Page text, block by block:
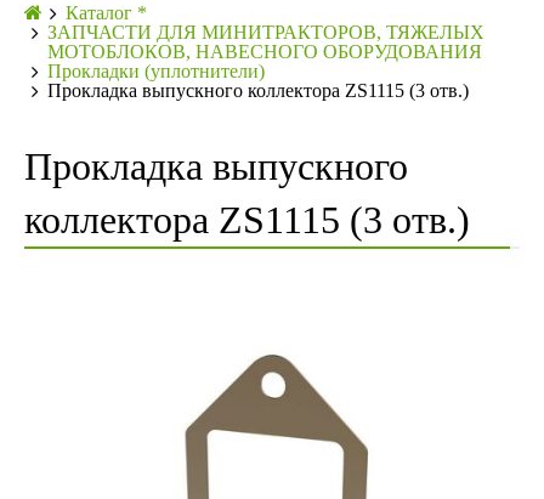
Каталог *
ЗАПЧАСТИ ДЛЯ МИНИТРАКТОРОВ, ТЯЖЕЛЫХ
МОТОБЛОКОВ, НАВЕСНОГО ОБОРУДОВАНИЯ
Прокладки (уплотнители)
Прокладка выпускного коллектора ZS1115 (3 отв.)
Прокладка выпускного
коллектора ZS1115 (3 отв.)